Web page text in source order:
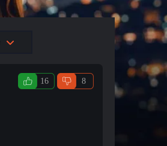
16 8